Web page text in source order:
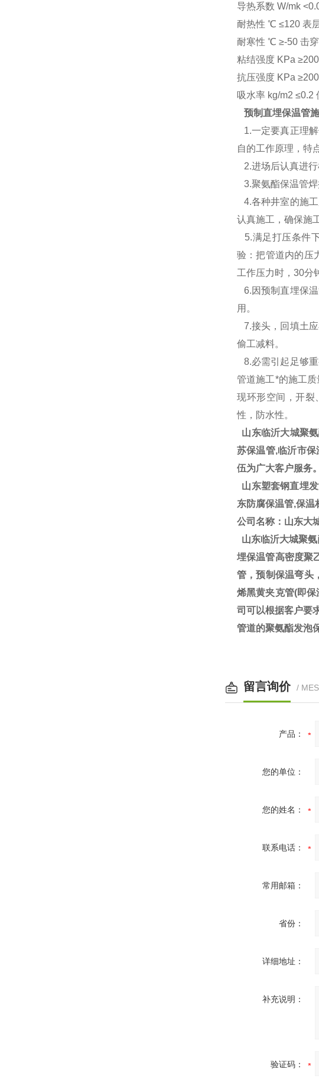
导热系数 W/mk
耐热性 ℃ ≤120 表
耐寒性 ℃ ≥-50 击
粘结强度 KPa
抗压强度 KPa
吸水率 kg/m2 ≤0.2
预制直埋保温管
1.一定要真正理
自的工作原理，特
2.进场后认真进
3.聚氨酯保温管
4.各种井室的施
认真施工，确保施
5.满足打压条件
验：把管道内的压
工作压力时，30分
6.因预制直埋保
用。
7.接头，回填土
偷工减料。
8.必需引起足够
管道施工*的施工
现环形空间，开裂
性，防水性。
山东临沂大城聚
苏保温管,临沂市
伍为广大客户服务
山东塑套钢直埋
东防腐保温管,保温
公司名称：山东大
山东临沂大城聚
埋保温管高密度聚
管，预制保温弯头
烯黑黄夹克管(即
司可以根据客户要
管道的聚氨酯发泡
留言询价 /
产品：
您的单位：
您的姓名：
联系电话：
常用邮箱：
省份：
详细地址：
补充说明：
验证码：